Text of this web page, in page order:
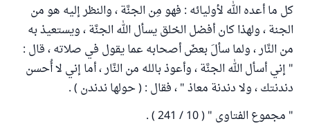
كل ما أعده الله لأوليائه : فهو مِن الجنَّة ، والنظر إليه هو من
الجنة ، ولهذا كان أفضل الخلق يسأل الله الجنَّة ، ويستعيذ به
من النَّار ، ولما سألَ بعضَ أصحابه عما يقول في صلاته ، قال :
" إني أسأل الله الجنَّة ، وأعوذ بالله من النَّار ، أما إني لا أُحسن
دندنتك ، ولا دندنة معاذ " ، فقال : ( حولها ندندن ) .
" مجموع الفتاوى " ( 10 / 241 ) .